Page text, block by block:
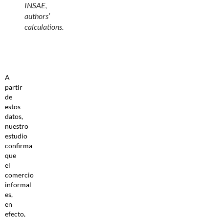
INSAE,
authors’
calculations.
A
partir
de
estos
datos,
nuestro
estudio
confirma
que
el
comercio
informal
es,
en
efecto,